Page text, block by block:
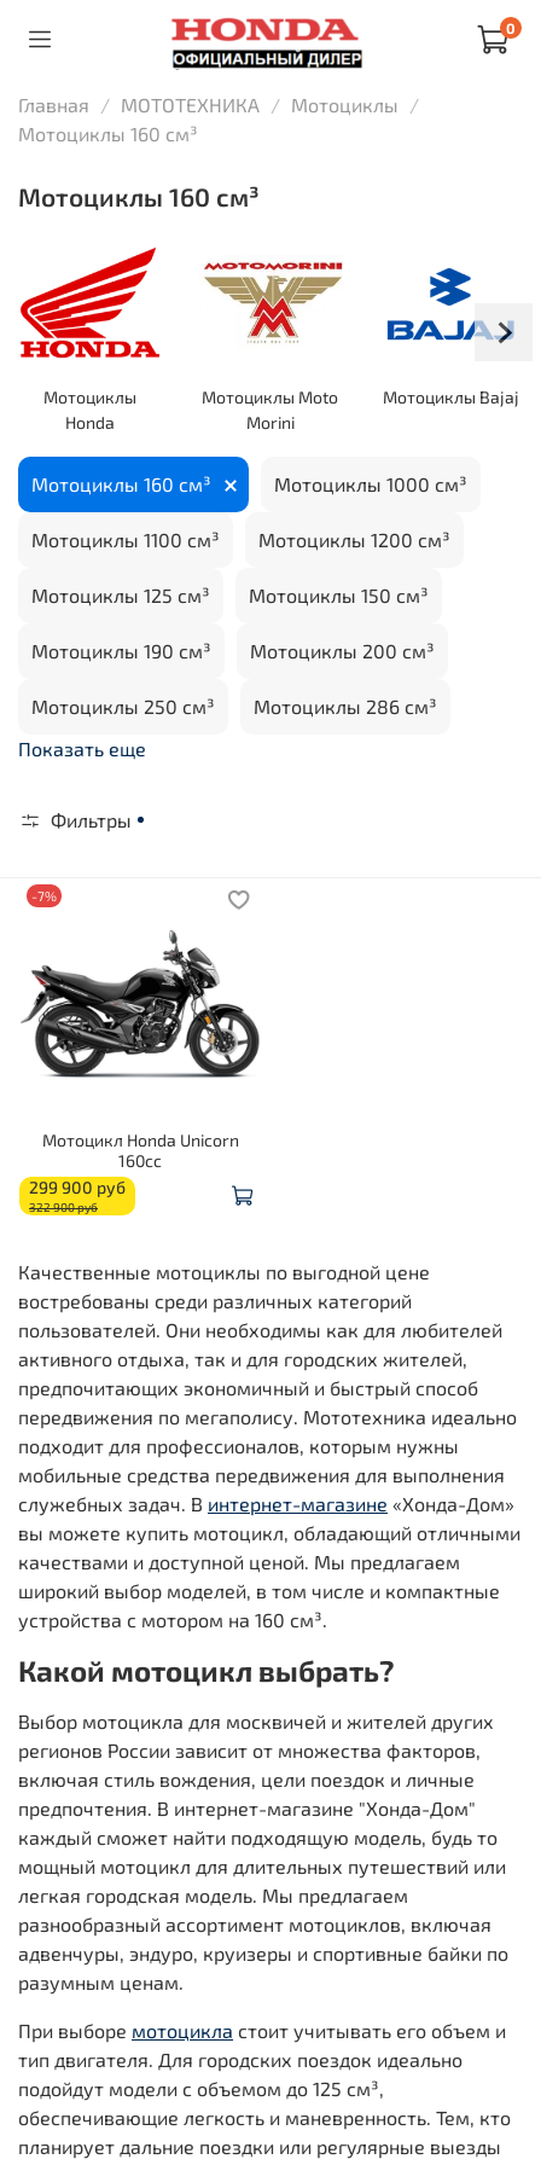
0
Главная МОТОТЕХНИКА
Мотоциклы
Мотоциклы 160 см³
Мотоциклы 160 см³
Мотоциклы
Honda
Мотоциклы Moto
Morini
Мотоциклы Bajaj
Мотоциклы 160 см³ Мотоциклы 1000 см³
Мотоциклы 1100 см³ Мотоциклы 1200 см³
Мотоциклы 125 см³ Мотоциклы 150 см³
Мотоциклы 190 см³ Мотоциклы 200 см³
Мотоциклы 250 см³
Мотоциклы 286 см³
Показать еще
Фильтры
-7%
Мотоцикл Honda Unicorn
160cc
299 900 руб
322 900 руб
Качественные мотоциклы по выгодной цене
востребованы среди различных категорий
пользователей. Они необходимы как для любителей
активного отдыха, так и для городских жителей,
предпочитающих экономичный и быстрый способ
передвижения по мегаполису. Мототехника идеально
подходит для профессионалов, которым нужны
мобильные средства передвижения для выполнения
служебных задач. В интернет-магазине «Хонда-Дом»
вы можете купить мотоцикл, обладающий отличными
качествами и доступной ценой. Мы предлагаем
широкий выбор моделей, в том числе и компактные
устройства с мотором на 160 см³.
Какой мотоцикл выбрать?
Выбор мотоцикла для москвичей и жителей других
регионов России зависит от множества факторов,
включая стиль вождения, цели поездок и личные
предпочтения. В интернет-магазине "Хонда-Дом"
каждый сможет найти подходящую модель, будь то
мощный мотоцикл для длительных путешествий или
легкая городская модель. Мы предлагаем
разнообразный ассортимент мотоциклов, включая
адвенчуры, эндуро, круизеры и спортивные байки по
разумным ценам.
При выборе мотоцикла стоит учитывать его объем и
тип двигателя. Для городских поездок идеально
подойдут модели с объемом до 125 см³,
обеспечивающие легкость и маневренность. Тем, кто
планирует дальние поездки или регулярные выезды